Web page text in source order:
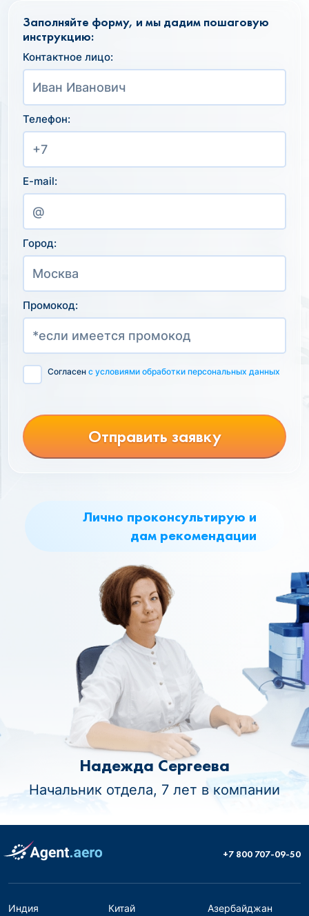
Лично проконсультирую и
дам рекомендации
Надежда Сергеева
Начальник отдела, 7 лет в компании
Заполняйте форму, и мы дадим пошаговую
инструкцию:
Контактное лицо:
Телефон:
E-mail:
Город:
Промокод:
Согласен с условиями обработки персональных данных
Отправить заявку
+7 800 707-09-50
Индия Китай
Азербайджан